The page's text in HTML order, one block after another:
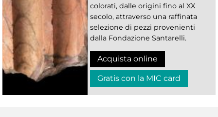
colorati, dalle origini fino al XX
secolo, attraverso una raffinata
selezione di pezzi provenienti
dalla Fondazione Santarelli.
Acquista online
Gratis con la MIC card